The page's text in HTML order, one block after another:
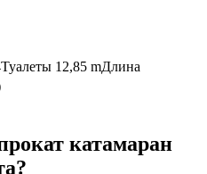
Туалеты 12,85 mДлина
катамаран